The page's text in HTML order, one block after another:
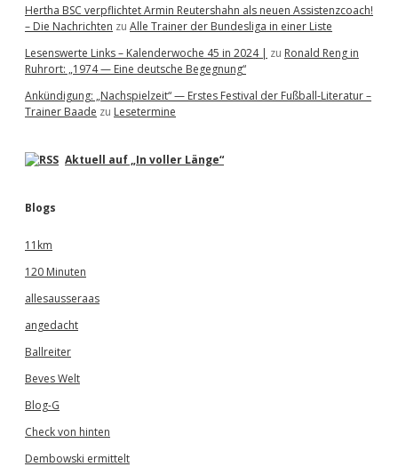
Hertha BSC verpflichtet Armin Reutershahn als neuen Assistenzcoach!
– Die Nachrichten zu Alle Trainer der Bundesliga in einer Liste
Lesenswerte Links – Kalenderwoche 45 in 2024 | zu Ronald Reng in
Ruhrort: „1974 — Eine deutsche Begegnung“
Ankündigung: „Nachspielzeit“ — Erstes Festival der Fußball-Literatur –
Trainer Baade zu Lesetermine
Aktuell auf „In voller Länge“
Blogs
11km
120 Minuten
allesausseraas
angedacht
Ballreiter
Beves Welt
Blog-G
Check von hinten
Dembowski ermittelt